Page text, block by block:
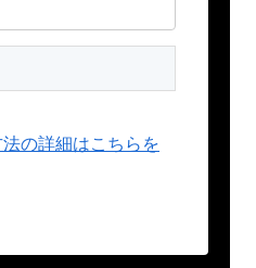
の詳細はこちらを